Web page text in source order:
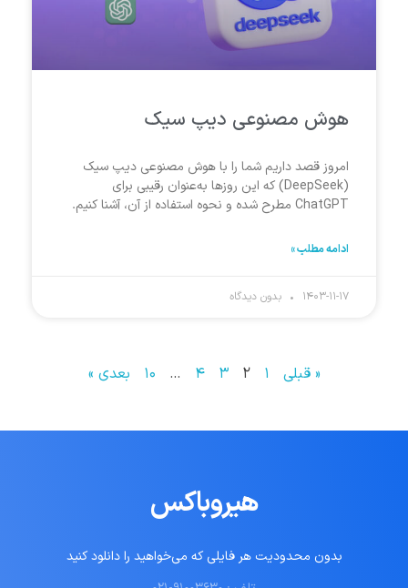
هوش مصنوعی دیپ سیک
امروز قصد داریم شما را با هوش مصنوعی دیپ سیک
(DeepSeek) که این روزها به‌عنوان رقیبی برای
ChatGPT مطرح شده و نحوه استفاده از آن، آشنا کنیم.
ادامه مطلب »
۱۴۰۳-۱۱-۱۷ بدون دیدگاه
« قبلی ۱ ۲ ۳ ۴ … ۱۰ بعدی »
هیروباکس
بدون محدودیت هر فایلی که می‌خواهید را دانلود کنید